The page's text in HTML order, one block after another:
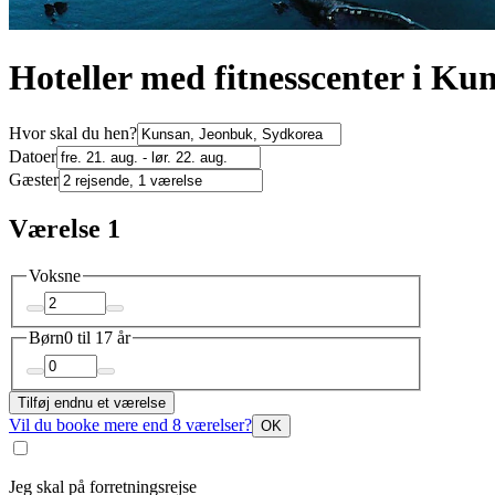
Hoteller med fitnesscenter i
Hvor skal du hen?
Datoer
Gæster
Værelse 1
Voksne
Børn0 til 17 år
Tilføj endnu et værelse
Vil du booke mere end 8 værelser? OK
Jeg skal på forretningsrejse